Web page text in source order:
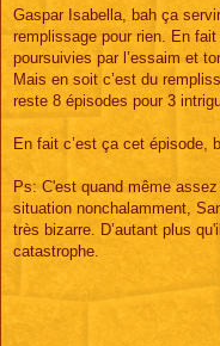
Gaspar Isabella, bah ça
remplissage pour rien. En
poursuivies par l’essaim et
Mais en soit c’est du
reste 8 épisodes pour 3
En fait c’est ça cet épisode,
Ps: C'est quand même
situation nonchalamment,
très bizarre. D’autant plus
catastrophe.